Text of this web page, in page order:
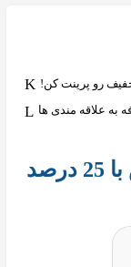
رو پرینت کن!
به علاقه مندی ها
اشتراک سه ماهه فیدی پلاس با 25 درصد